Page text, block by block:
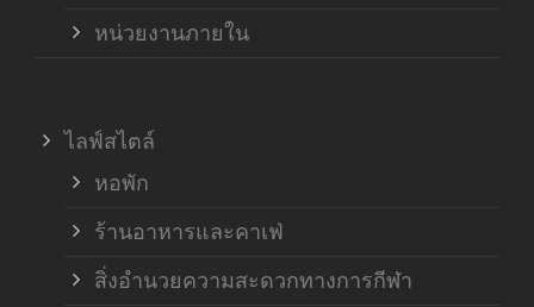
หน่วยงานภายใน
ไลฟ์สไตล์
หอพัก
ร้านอาหารและคาเฟ่
สิ่งอำนวยความสะดวกทางการกีฬา